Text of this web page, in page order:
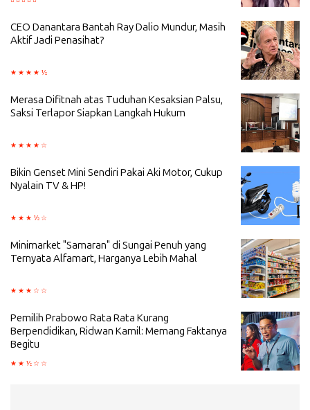
CEO Danantara Bantah Ray Dalio Mundur, Masih
Aktif Jadi Penasihat?
Merasa Difitnah atas Tuduhan Kesaksian Palsu,
Saksi Terlapor Siapkan Langkah Hukum
Bikin Genset Mini Sendiri Pakai Aki Motor, Cukup
Nyalain TV & HP!
Minimarket "Samaran" di Sungai Penuh yang
Ternyata Alfamart, Harganya Lebih Mahal
Pemilih Prabowo Rata Rata Kurang
Berpendidikan, Ridwan Kamil: Memang Faktanya
Begitu